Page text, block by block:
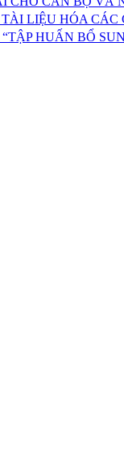
LIỆU HÓA
HUẤN BỔ